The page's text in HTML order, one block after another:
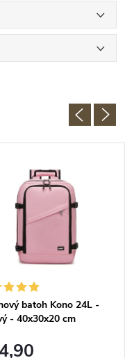
batoh Kono 24L -
- 40x30x20 cm